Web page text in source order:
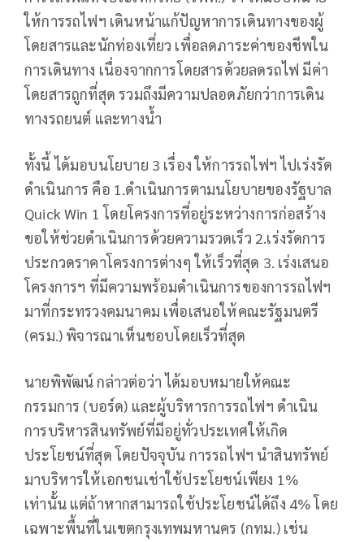
ให้การรถไฟฯ เดินหน้าแก้ปัญหาการเดินทางของผู้
โดยสารและนักท่องเที่ยว เพื่อลดภาระค่าของชีพใน
การเดินทาง เนื่องจากการโดยสารด้วยลดรถไฟ มีค่า
โดยสารถูกที่สุด รวมถึงมีความปลอดภัยกว่าการเดิน
ทางรถยนต์ และทางน้ำ
ทั้งนี้ ได้มอบนโยบาย 3 เรื่อง ให้การรถไฟฯ ไปเร่งรัด
ดำเนินการ คือ 1.ดำเนินการตามนโยบายของรัฐบาล
Quick Win 1 โดยโครงการที่อยู่ระหว่างการก่อสร้าง
ขอให้ช่วยดำเนินการด้วยความรวดเร็ว 2.เร่งรัดการ
ประกวดราคาโครงการต่างๆ ให้เร็วที่สุด 3. เร่งเสนอ
โครงการฯ ที่มีความพร้อมดำเนินการของการรถไฟฯ
มาที่กระทรวงคมนาคม เพื่อเสนอให้คณะรัฐมนตรี
(ครม.) พิจารณาเห็นชอบโดยเร็วที่สุด
นายพิพัฒน์ กล่าวต่อว่า ได้มอบหมายให้คณะ
กรรมการ (บอร์ด) และผู้บริหารการรถไฟฯ ดำเนิน
การบริหารสินทรัพย์ที่มีอยู่ทั่วประเทศให้เกิด
ประโยชน์ที่สุด โดยปัจจุบัน การรถไฟฯ นำสินทรัพย์
มาบริหารให้เอกชนเช่าใช้ประโยชน์เพียง 1%
เท่านั้น แต่ถ้าหากสามารถใช้ประโยชน์ได้ถึง 4% โดย
เฉพาะพื้นที่ในเขตกรุงเทพมหานคร (กทม.) เช่น